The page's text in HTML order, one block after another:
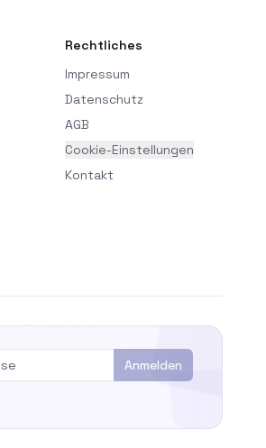
Rechtliches
Impressum
Datenschutz
AGB
Cookie-Einstellungen
Kontakt
Anmelden